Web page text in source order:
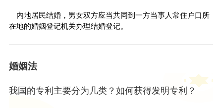
内地居民结婚，男女双方应当共同到一方当事人常住户口所
在地的婚姻登记机关办理结婚登记。
婚姻法
我国的专利主要分为几类？如何获得发明专利？